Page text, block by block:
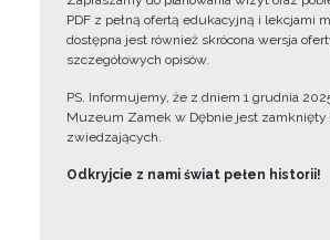
PDF z pełną ofertą edukacyjną i lekcjami
dostępna jest również skrócona wersja
szczegółowych opisów.
PS. Informujemy, że z dniem 1 grudnia
Muzeum Zamek w Dębnie jest zamknięty
zwiedzających.
Odkryjcie z nami świat pełen historii!